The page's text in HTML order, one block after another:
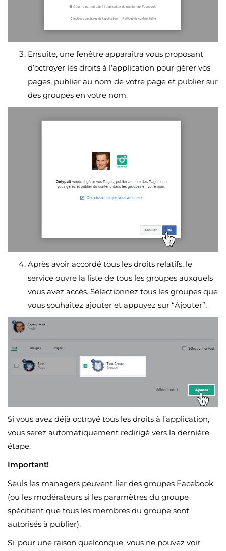
Ensuite, une fenêtre apparaîtra vous proposant
d’octroyer les droits à l’application pour gérer vos
pages, publier au nom de votre page et publier sur
des groupes en votre nom.
Après avoir accordé tous les droits relatifs, le
service ouvre la liste de tous les groupes auxquels
vous avez accès. Sélectionnez tous les groupes que
vous souhaitez ajouter et appuyez sur “Ajouter”.
Si vous avez déjà octroyé tous les droits à l’application,
vous serez automatiquement redirigé vers la dernière
étape.
Important!
Seuls les managers peuvent lier des groupes Facebook
(ou les modérateurs si les paramètres du groupe
spécifient que tous les membres du groupe sont
autorisés à publier).
Si, pour une raison quelconque, vous ne pouvez voir